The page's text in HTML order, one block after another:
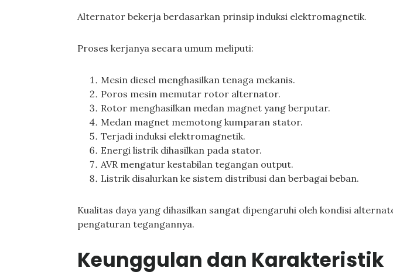
Alternator bekerja berdasarkan prinsip induksi elektromagnetik.
Proses kerjanya secara umum meliputi:
Mesin diesel menghasilkan tenaga mekanis.
Poros mesin memutar rotor alternator.
Rotor menghasilkan medan magnet yang berputar.
Medan magnet memotong kumparan stator.
Terjadi induksi elektromagnetik.
Energi listrik dihasilkan pada stator.
AVR mengatur kestabilan tegangan output.
Listrik disalurkan ke sistem distribusi dan berbagai beban.
Kualitas daya yang dihasilkan sangat dipengaruhi oleh kondisi
pengaturan tegangannya.
Keunggulan dan Karakteristik